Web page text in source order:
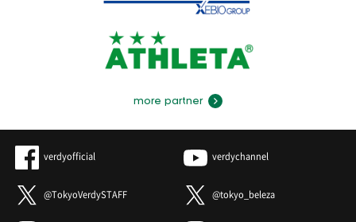
more partner
verdyofficial verdychannel
@TokyoVerdySTAFF @tokyo_beleza